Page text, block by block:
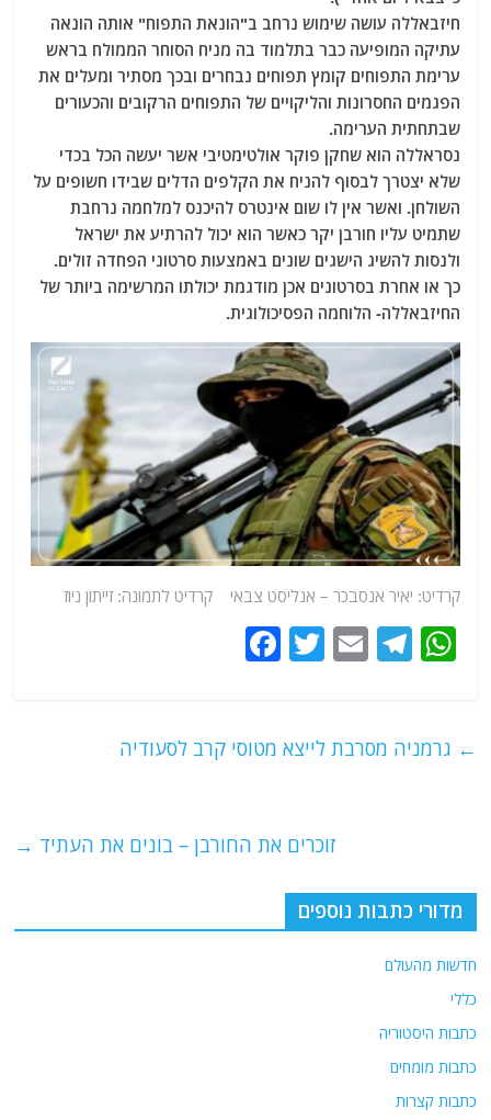
חיזבאללה עושה שימוש נרחב ב"הונאת התפוח" אותה הונאה
עתיקה המופיעה כבר בתלמוד בה מניח הסוחר הממולח בראש
ערימת התפוחים קומץ תפוחים נבחרים ובכך מסתיר ומעלים את
הפגמים החסרונות והליקויים של התפוחים הרקובים והכעורים
שבתחתית הערימה.
נסראללה הוא שחקן פוקר אולטימטיבי אשר יעשה הכל בכדי
שלא יצטרך לבסוף להניח את הקלפים הדלים שבידו חשופים על
השולחן. ואשר אין לו שום אינטרס להיכנס למלחמה נרחבת
שתמיט עליו חורבן יקר כאשר הוא יכול להרתיע את ישראל
ולנסות להשיג הישגים שונים באמצעות סרטוני הפחדה זולים.
כך או אחרת בסרטונים אכן מודגמת יכולתו המרשימה ביותר של
החיזבאללה- הלוחמה הפסיכולוגית.
קרדיט: יאיר אנסבכר – אנליסט צבאי קרדיט לתמונה: זייתון ניוז
W
s
T
g
E
l
T
er
e
o
← גרמניה מסרבת לייצא מטוסי קרב לסעודיה
זוכרים את החורבן – בונים את העתיד →
מדורי כתבות נוספים
חדשות מהעולם
כללי
כתבות היסטוריה
כתבות מומחים
כתבות קצרות